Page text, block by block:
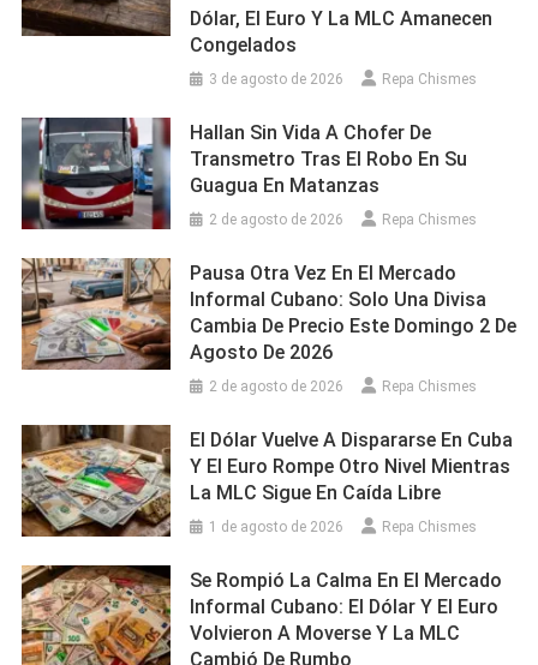
Dólar, El Euro Y La MLC Amanecen
Congelados
3 de agosto de 2026 Repa Chismes
Hallan Sin Vida A Chofer De
Transmetro Tras El Robo En Su
Guagua En Matanzas
2 de agosto de 2026 Repa Chismes
Pausa Otra Vez En El Mercado
Informal Cubano: Solo Una Divisa
Cambia De Precio Este Domingo 2 De
Agosto De 2026
2 de agosto de 2026 Repa Chismes
El Dólar Vuelve A Dispararse En Cuba
Y El Euro Rompe Otro Nivel Mientras
La MLC Sigue En Caída Libre
1 de agosto de 2026 Repa Chismes
Se Rompió La Calma En El Mercado
Informal Cubano: El Dólar Y El Euro
Volvieron A Moverse Y La MLC
Cambió De Rumbo